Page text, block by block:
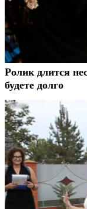
Ролик длится
будете долго